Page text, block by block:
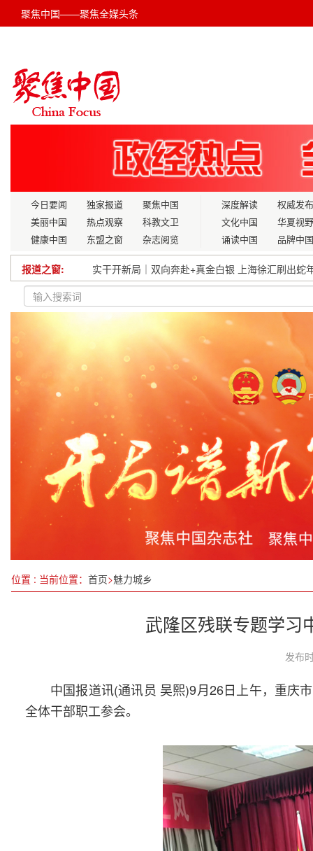
聚焦中国——聚焦全媒头条
今日要闻 独家报道
聚焦中国
美丽中国
热点观察
科教文卫
健康中国
东盟之窗 杂志阅览
深度解读
权威发布
文化中国
华夏视野
诵读中国
品牌中国
报道之窗:
实干开新局｜双向奔赴+真金白银 上海徐汇刷出蛇
破无线技术壁垒，筑科技自强之基：向前的创新之
第四届碳达峰碳中和国际实践大会举行
“小站点”赋能企业劳动关系“大和谐”
《贾大山小说审美研究》讲座成功举办
在法庭“充电” 为调解赋能
两会聚焦|预制菜如何保障舌尖上的安全？
创维光伏亮相2025济南太阳能展！航天品质+智慧
滨州市巡察工作会议暨十届市委第八轮巡察动员部
位置 : 当前位置： 首页>魅力城乡
武隆区残联专题学习
发布
中国报道讯(通讯员 吴熙)9月26日上午，重庆
全体干部职工参会。